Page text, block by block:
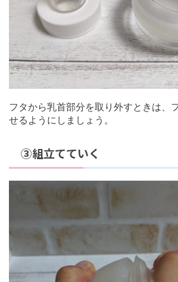
フタから乳首部分を取り外すときは、
せるようにしましょう。
③組立てていく